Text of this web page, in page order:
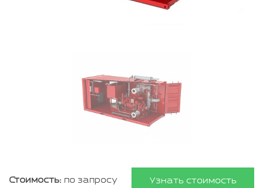
Стоимость: по запросу Узнать стоимость